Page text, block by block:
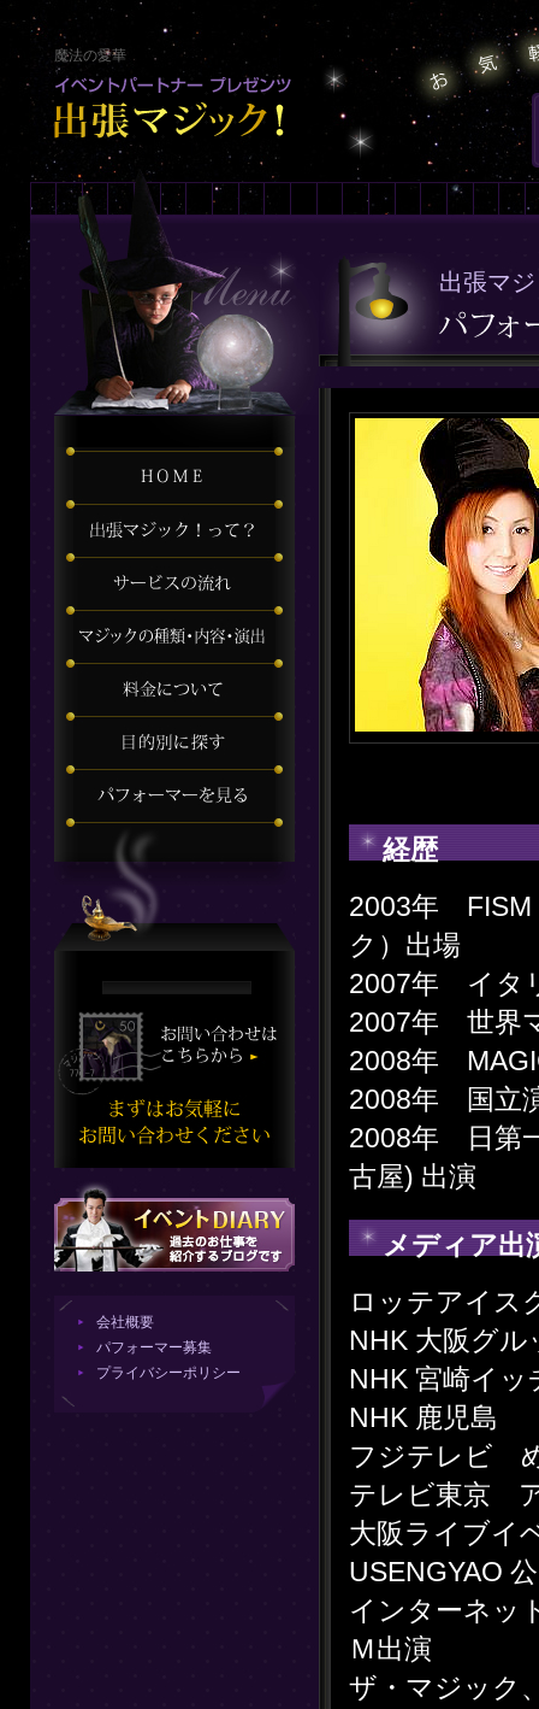
魔法の愛華
会社概要
パフォーマー募集
プライバシーポリシー
出張マ
経歴
2003年 FISM
ク）出場
2007年 イタ
2007年 世界
2008年
2008年 国立
2008年 日第
古屋) 出演
メディア出
ロッテアイス
NHK 大阪グル
NHK 宮崎イッ
NHK 鹿児島
フジテレビ
テレビ東京
大阪ライブイ
USENGYAO
インターネッ
Ｍ出演
ザ・マジック